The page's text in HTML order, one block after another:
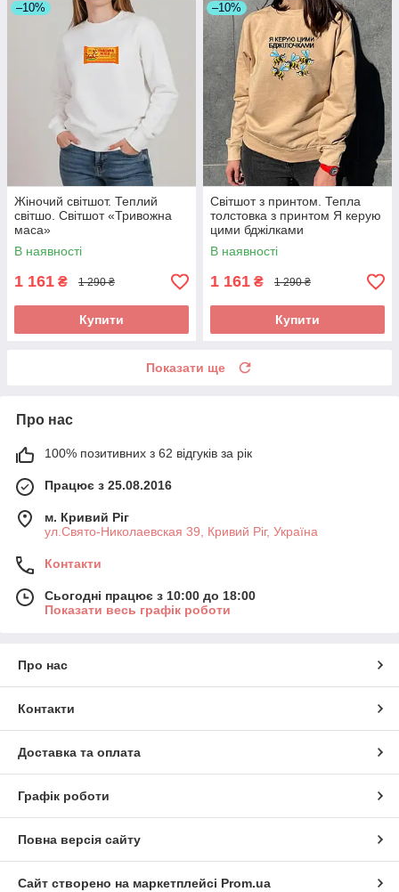
–10%
Жіночий світшот. Теплий
світшо. Світшот «Тривожна
маса»
В наявності
1 161 ₴ 1 290 ₴
Купити
–10%
Світшот з принтом. Тепла
толстовка з принтом Я керую
цими бджілками
В наявності
1 161 ₴ 1 290 ₴
Купити
Показати ще
Про нас
100% позитивних з 62 відгуків за рік
Працює з 25.08.2016
м. Кривий Ріг
ул.Свято-Николаевская 39, Кривий Ріг, Україна
Контакти
Сьогодні працює з 10:00 до 18:00
Показати весь графік роботи
Про нас
Контакти
Доставка та оплата
Графік роботи
Повна версія сайту
Сайт створено на маркетплейсі Prom.ua